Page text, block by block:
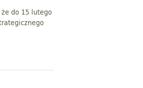
do 15 lutego